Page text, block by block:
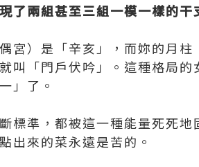
了兩組甚至三組一模一樣的干
宮）是「辛亥」，而妳的月
叫「門戶伏吟」。這種格局
」了。
標準，都被這一種能量死死
出來的菜永遠是苦的。